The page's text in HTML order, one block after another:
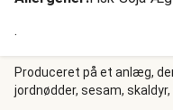
.
Produceret på et anlæg,
jordnødder, sesam, skaldyr,